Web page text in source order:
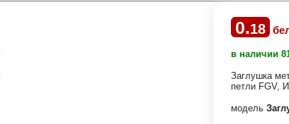
0.18
в наличии
Заглушка
петли FGV,
модель